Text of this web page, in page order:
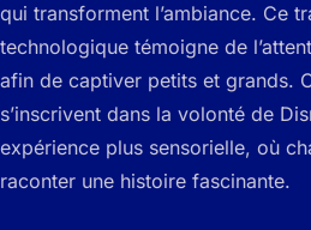
qui transforment l’ambiance. Ce
technologique témoigne de
afin de captiver petits et grands.
s’inscrivent dans la volonté de
expérience plus sensorielle, où
raconter une histoire fascinante.